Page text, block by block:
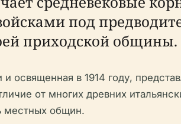
под
приходской общины.
освященная в 1914 году,
от многих древних
местных общин.